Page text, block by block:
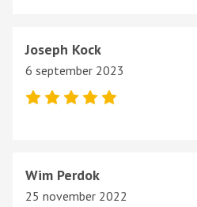
Joseph Kock
6 september 2023
Wim Perdok
25 november 2022